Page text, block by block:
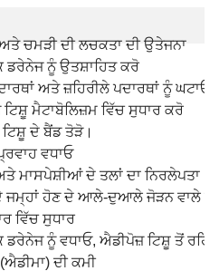
ਚਮੜੀ ਦੀ ਲਚਕਤਾ ਦੀ ਉਤੇਜਨਾ
ਡਰੇਨੇਜ ਨੂੰ ਉਤਸ਼ਾਹਿਤ ਕਰੋ
ਅਤੇ ਜ਼ਹਿਰੀਲੇ ਪਦਾਰਥਾਂ ਨੂੰ ਘਟਾਓ
ਮੈਟਾਬੋਲਿਜ਼ਮ ਵਿੱਚ ਸੁਧਾਰ ਕਰੋ
ਦੇ ਬੈਂਡ ਤੋੜੋ।
ਵਧਾਓ
ਮਾਸਪੇਸ਼ੀਆਂ ਦੇ ਤਲਾਂ ਦਾ ਨਿਰਲੇਪਤਾ
ਜਮ੍ਹਾਂ ਹੋਣ ਦੇ ਆਲੇ-ਦੁਆਲੇ ਜੋੜਨ ਵਾਲੇ
ਵਿੱਚ ਸੁਧਾਰ
ਡਰੇਨੇਜ ਨੂੰ ਵਧਾਓ, ਐਡੀਪੋਜ਼ ਟਿਸ਼ੂ ਤੋਂ
ਦੀ ਕਮੀ